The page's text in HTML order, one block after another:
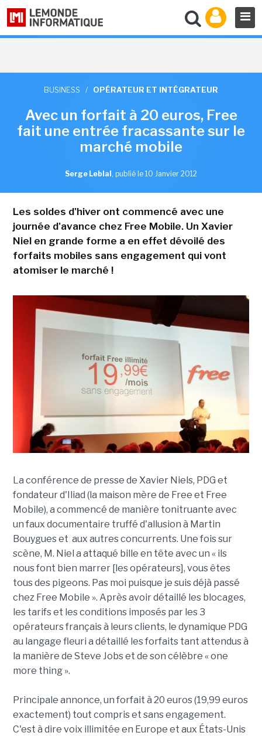
BUSINESS / OPÉRATEUR ET INTÉGRATEUR
Avec un forfait à 20 euros, Free
fait une entrée fracassante sur le
marché mobile
Serge Leblal , publié le 10 Janvier 2012
Les soldes d'hiver ont commencé avec une
journée d'avance chez Free Mobile. Un Xavier
Niel en grande forme a en effet dévoilé des
forfaits mobiles sans engagement qui vont
atomiser le marché !
La conférence de presse de Xavier Niels, PDG et
fondateur d'Iliad (la maison mère de Free et Free
Mobile), a commencé de manière tonitruante avec
un faux documentaire truffé d'allusion à Martin
Bouygues et aux autres concurrents. Une fois sur
scène, M. Niel a attaqué bille en tête avec un « ils
nous font bien marrer [les opérateurs], vous êtes
tous des pigeons. Pas moi puisque je suis déjà passé
chez Free Mobile ». Après avoir détaillé les blocages,
les tarifs et les conditions imposés par les 3
opérateurs français à leurs clients, le dynamique PDG
au langage fleuri a détaillé les forfaits tant attendus à
la manière de Steve Jobs et de son célèbre « one
more thing ».
Principale annonce, un forfait à 20 euros (19,99 euros
exactement) tout compris et sans engagement.
C'est à dire voix illimitée en Europe et aux États-Unis